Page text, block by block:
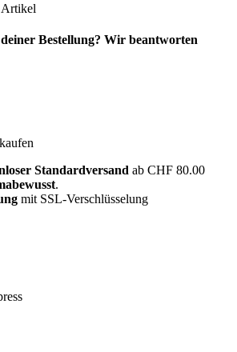
Artikel
Bestellung? Wir beantworten
Standardversand ab CHF 80.00
.
mit SSL-Verschlüsselung